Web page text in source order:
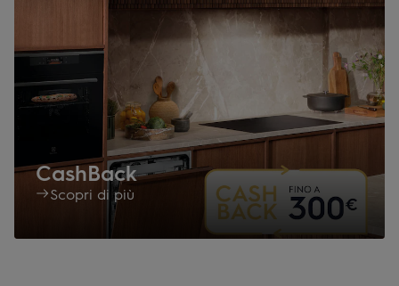
CashBack
Scopri di più